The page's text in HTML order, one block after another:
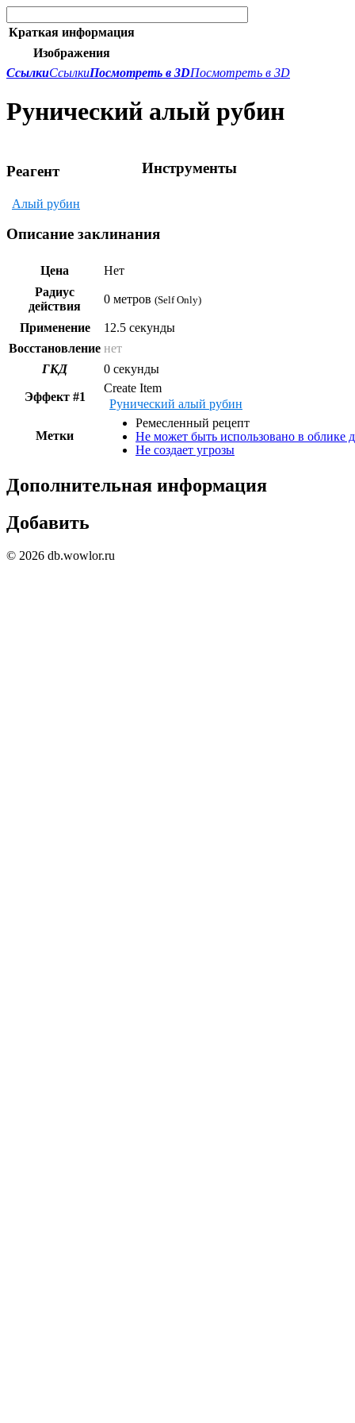
Краткая информация
Изображения
СсылкиСсылкиПосмотреть в 3DПосмотреть в 3D
Рунический алый рубин
Реагент
Алый рубин
Инструменты
Описание заклинания
Цена
Нет
Радиус
действия
0 метров (Self Only)
Применение
12.5 секунды
Восстановление нет
ГКД
0 секунды
Эффект #1
Create Item
Рунический алый рубин
Метки
Ремесленный рецепт
Не может быть использовано в облике
Не создает угрозы
Дополнительная информация
Добавить
© 2026 db.wowlor.ru